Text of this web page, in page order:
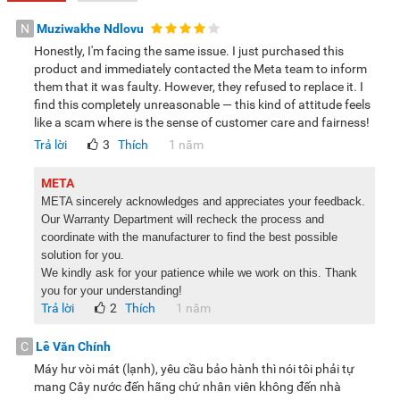
Khay hứng nước tháo rời:Cây nước tích hợp khay hứng
nước thừa giúp hạn chế nước chảy đọng xuống nền nhà
cũng như làm điểm để bạn có thể đặt ly, cốc... khi lấy nước.
Đặc biệt, khay hứng nước có thể tháo rời rất tiện cho việc vệ
sinh.
Khoang úp bình tháo rời:Khoang úp bình đa năng của cây
nóng lạnh FujiHome có thể tháo rời dễ dàng, tiện cho việc
lau dọn, vệ sinh thiết bị định kỳ.
Hướng dẫn sử dụng cơ bản
Bước 1:Lắp bình nước theo chiều thẳng đứng lên trên bệ đỡ
N Muziwakhe Ndlovu
Honestly, I'm facing the same issue. I just purchased this
product and immediately contacted the Meta team to inform
them that it was faulty. However, they refused to replace it. I
find this completely unreasonable — this kind of attitude feels
like a scam where is the sense of customer care and fairness!
Trả lời
Thích
3 1 năm
META
META sincerely acknowledges and appreciates your feedback.
Our Warranty Department will recheck the process and
coordinate with the manufacturer to find the best possible
solution for you.
We kindly ask for your patience while we work on this. Thank
you for your understanding!
Trả lời Thích
2 1 năm
C Lê Văn Chính
Máy hư vòi mát (lạnh), yêu cầu bảo hành thì nói tôi phải tự
mang Cây nước đến hãng chứ nhân viên không đến nhà